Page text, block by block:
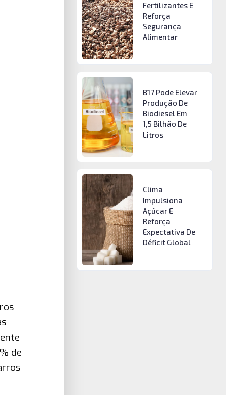
de
Fertilizantes E
Reforça
Segurança
Alimentar
B17 Pode Elevar
Produção De
Biodiesel Em
1,5 Bilhão De
Litros
Clima
Impulsiona
Açúcar E
Reforça
Expectativa De
Déficit Global